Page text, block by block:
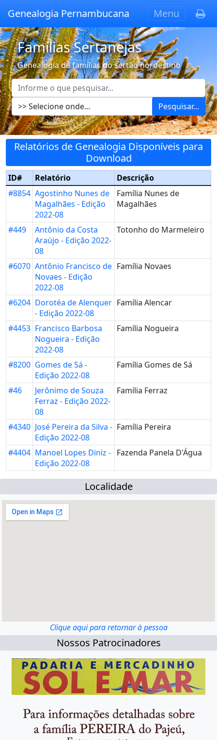
Genealogia Pernambucana Menu
Famílias Sertanejas
Genealogia de famílias do sertão nordestino
Pesquisar...
Relatórios de Genealogia Disponíveis para
Download
ID# Relatório
Descrição
#8854 Agostinho Nunes de
Magalhães - Edição
2022-08
Família Nunes de
Magalhães
#449
Antônio da Costa
Araújo - Edição 2022-
08
Totonho do Marmeleiro
#6070 Antônio Francisco de
Novaes - Edição
2022-08
Família Novaes
#6204 Dorotéa de Alenquer
- Edição 2022-08
Família Alencar
#4453 Francisco Barbosa
Nogueira - Edição
2022-08
Família Nogueira
#8200 Gomes de Sá -
Edição 2022-08
Família Gomes de Sá
#46
Jerônimo de Souza
Ferraz - Edição 2022-
08
Família Ferraz
#4340 José Pereira da Silva -
Edição 2022-08
Família Pereira
#4404 Manoel Lopes Diniz -
Edição 2022-08
Fazenda Panela D'Água
Localidade
Clique aqui para retornar à pessoa
Nossos Patrocinadores